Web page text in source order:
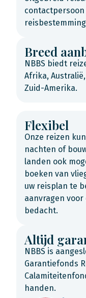
Breed
NBBS biedt
Afrika,
Zuid-Amerika.
Flexibel
Onze reizen
nachten of
landen ook
boeken van
uw reisplan te
aanvragen
bedacht.
Altijd
NBBS is
Garantiefonds
handen.